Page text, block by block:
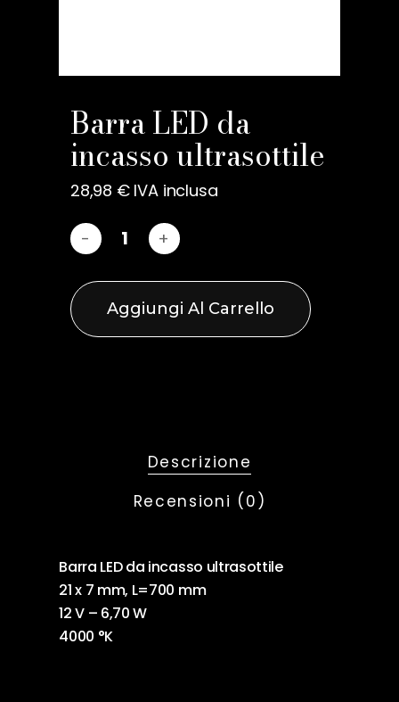
Barra LED da
incasso ultrasottile
28,98 € IVA inclusa
Aggiungi Al Carrello
Descrizione
Recensioni (0)
Barra LED da incasso ultrasottile
21 x 7 mm, L=700 mm
12 V – 6,70 W
4000 °K
Nome*
Email*
Salva il mio nome, email e
sito web in questo browser
commento.